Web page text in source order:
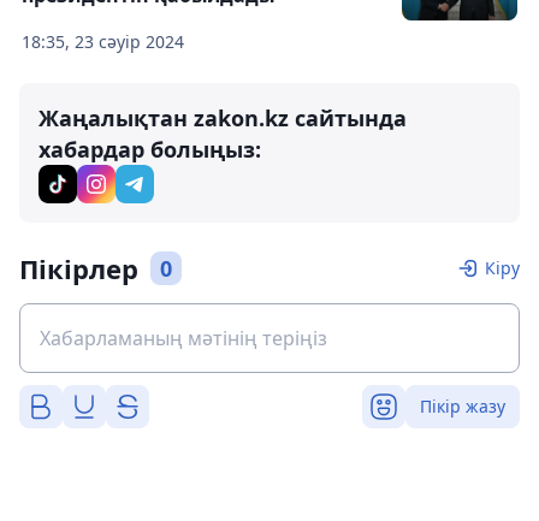
18:35, 23 сәуір 2024
Жаңалықтан zakon.kz сайтында
хабардар болыңыз:
Пікірлер 0 Кіру
Пікір жазу